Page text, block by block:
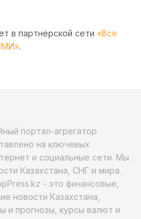
в партнёрской сети «Все
.
портал-агрегатор
на ключевых
и социальные сети. Мы
Казахстана, СНГ и мира.
- это финансовые,
новости Казахстана,
и прогнозы, курсы валют и